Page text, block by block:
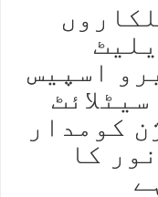
اسپیس
کومدار
کا